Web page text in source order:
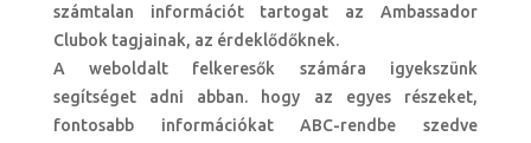
számtalan információt tartogat az Ambassador
Clubok tagjainak, az érdeklődőknek.
A weboldalt felkeresők számára igyekszünk
segítséget adni abban. hogy az egyes részeket,
fontosabb információkat ABC-rendbe szedve